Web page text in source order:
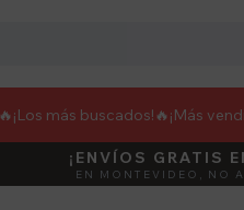
🔥¡Los más buscados!🔥 ¡Más
¡ENVÍOS GRATIS
EN MONTEVIDEO, NO
¡ENVÍOS
SOLO PARA